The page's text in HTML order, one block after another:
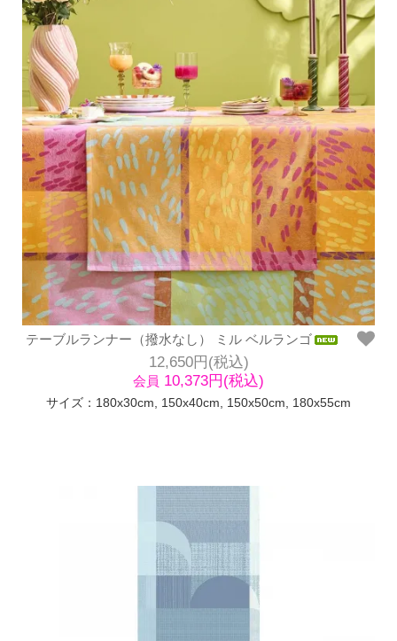
テーブルランナー（撥水なし） ミル ベルランゴ
12,650円(税込)
会員 10,373円(税込)
サイズ：180x30cm, 150x40cm, 150x50cm, 180x55cm